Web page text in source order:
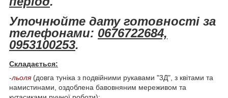
Уточнюйте дату готовності за
телефонами: 0676722684,
0953100253.
Складається:
-льоля(довга туніка з подвійними рукавами "3Д", з квітами та
намистинами, оздоблена бавовняним мереживом та